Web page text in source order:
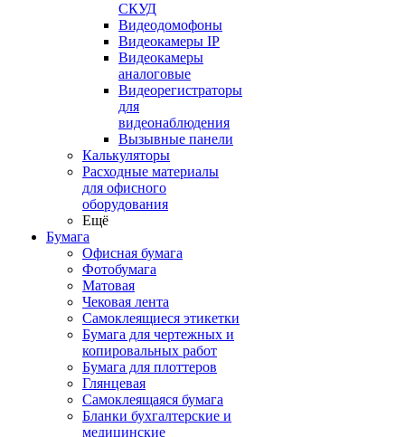
СКУД
Видеодомофоны
Видеокамеры IP
Видеокамеры
аналоговые
Видеорегистраторы
для
видеонаблюдения
Вызывные панели
Калькуляторы
Расходные материалы
для офисного
оборудования
Ещё
Бумага
Офисная бумага
Фотобумага
Матовая
Чековая лента
Самоклеящиеся этикетки
Бумага для чертежных и
копировальных работ
Бумага для плоттеров
Глянцевая
Самоклеящаяся бумага
Бланки бухгалтерские и
медицинские